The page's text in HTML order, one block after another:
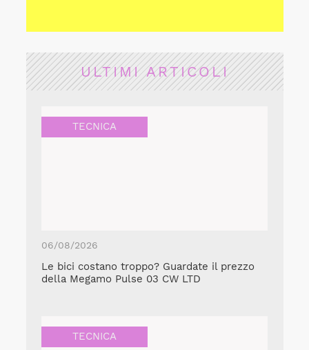
ULTIMI ARTICOLI
TECNICA
06/08/2026
Le bici costano troppo? Guardate il prezzo
della Megamo Pulse 03 CW LTD
TECNICA